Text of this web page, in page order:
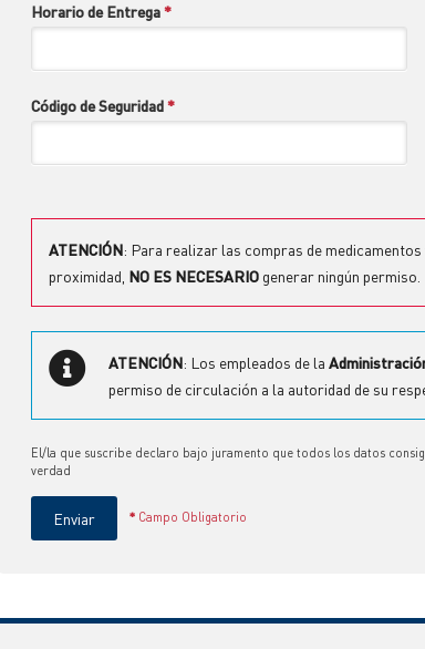
Horario de Entrega*
Código de Seguridad*
ATENCIÓN: Para realizar las compras de
proximidad, NO ES NECESARIO generar ningún permiso.
ATENCIÓN: Los empleados de la
permiso de circulación a la autoridad de su
El/la que suscribe declaro bajo juramento que todos los datos
verdad
Enviar * Campo Obligatorio